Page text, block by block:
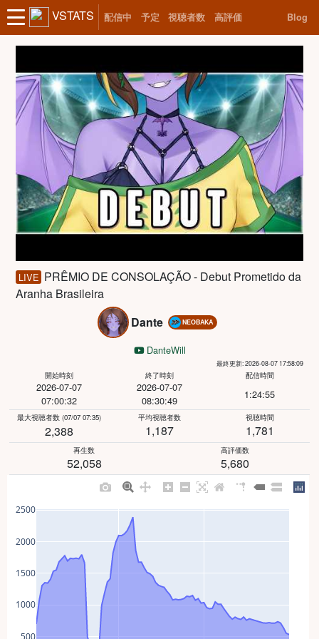
VSTATS 配信中 予定 視聴者数 高評価 Blog
LIVE PRÊMIO DE CONSOLAÇÃO - Debut Prometido da
Aranha Brasileira
Dante
NEOBAKA
DanteWill
最終更新: 2026-08-07 17:58:09
開始時刻
2026-07-07
07:00:32
終了時刻
2026-07-07
08:30:49
配信時間
1:24:55
最大視聴者数 (07/07 07:35)
2,388
平均視聴者数
1,187
視聴時間
1,781
再生数
52,058
高評価数
5,680
500
1000
1500
2000
2500